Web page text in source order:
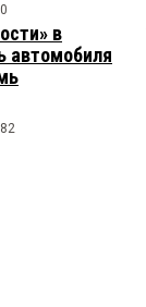
в
автомобиля